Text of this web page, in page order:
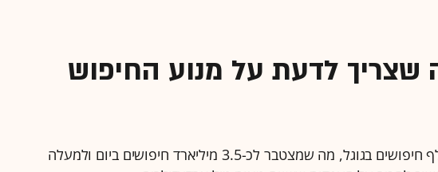
שצריך לדעת על מנוע החיפוש
תושבי כדור הארץ מייצרים בכל שנייה 40 אלף חיפושים בגוגל, מה שמצטבר לכ-3.5 מיליארד חיפושים ביום ולמעלה